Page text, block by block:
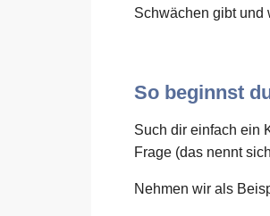
Schwächen gibt und
So beginnst
Such dir einfach ein
Frage (das nennt
Nehmen wir als